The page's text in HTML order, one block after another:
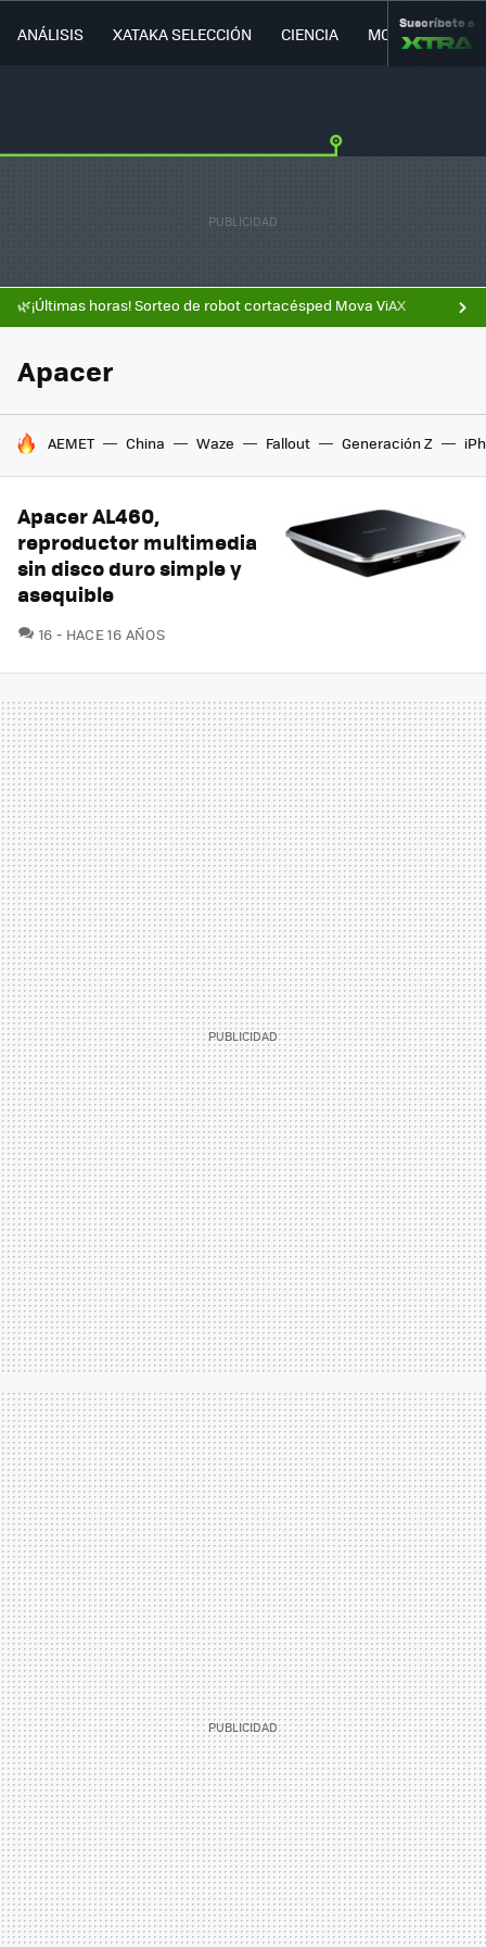
ANÁLISIS XATAKA SELECCIÓN CIENCIA MOVILIDAD
Suscríbete a
🌿¡Últimas horas! Sorteo de robot cortacésped Mova ViAX
Apacer
HOY SE HABLA DE
AEMET China Waze Fallout Generación Z
Apacer AL460,
reproductor multimedia
sin disco duro simple y
asequible
16 COMENTARIOS
HACE 16 AÑOS